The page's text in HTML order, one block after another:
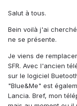
Salut à tous.
Bein voilà j'ai
ne se présente.
Je viens de
SFR. Avec l'ancien
sur le logiciel
"Blue&Me" est
Lancia. Bref, mon